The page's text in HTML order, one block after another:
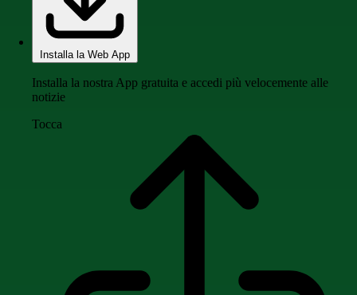
Installa la Web App
Installa la nostra App gratuita e accedi più velocemente alle
notizie
Tocca